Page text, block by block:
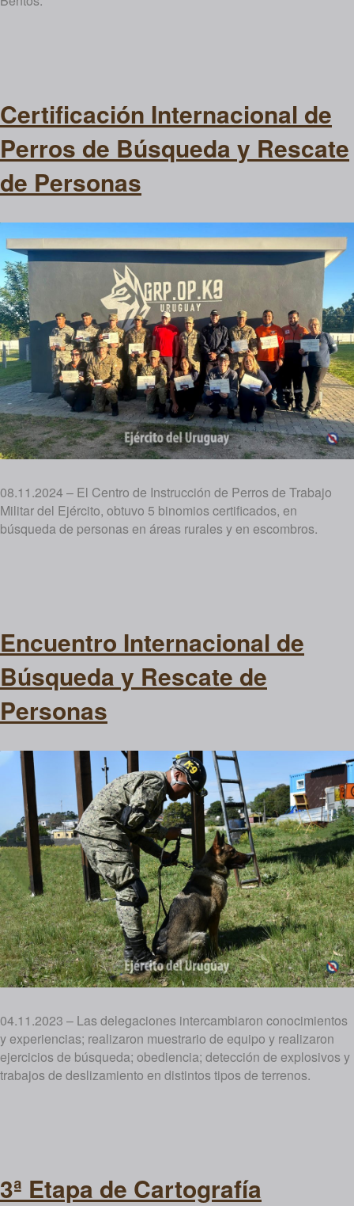
Certificación Internacional de
Perros de Búsqueda y Rescate
de Personas
08.11.2024 – El Centro de Instrucción de Perros de Trabajo
Militar del Ejército, obtuvo 5 binomios certificados, en
búsqueda de personas en áreas rurales y en escombros.
Encuentro Internacional de
Búsqueda y Rescate de
Personas
04.11.2023 – Las delegaciones intercambiaron conocimientos
y experiencias; realizaron muestrario de equipo y realizaron
ejercicios de búsqueda; obediencia; detección de explosivos y
trabajos de deslizamiento en distintos tipos de terrenos.
3ª Etapa de Cartografía